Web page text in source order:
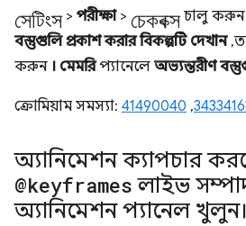
সেটিংস> পরীক্ষা> চেকবক্সচালু
বস্তুগুলি প্রকাশ করার বিকল্পটি দেখান,
করুন । মেমরিপ্যানেলে অভ্যন্তরীণ
ক্রোমিয়াম সমস্যা: 41490040 ,
অ্যানিমেশন ক্যাপচার
@keyframes লাইভ
অ্যানিমেশন প্যানেল খুলুন।